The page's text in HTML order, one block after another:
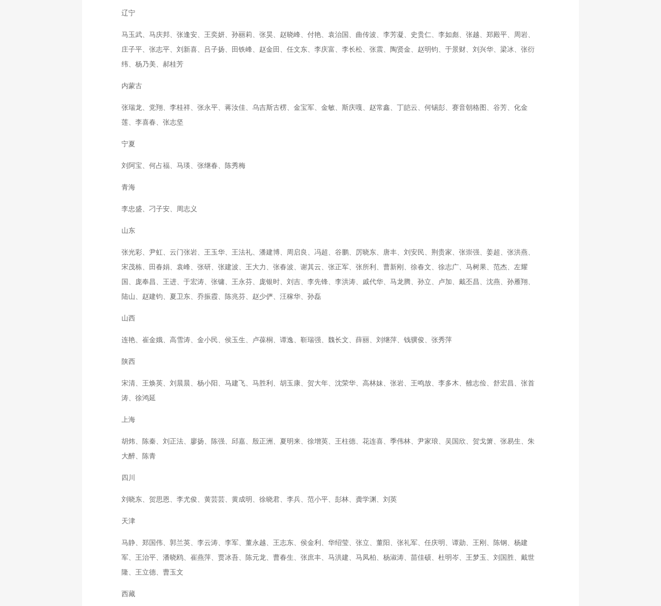
辽宁
马玉武、马庆邦、张逢安、王奕妍、孙丽莉、张昊、赵晓峰、付艳、袁治国、曲传波、李芳凝、史贵仁、李如彪、张越、郑殿平、周岩、
庄子平、张志平、刘新喜、吕子扬、田铁峰、赵金田、任文东、李庆富、李长松、张震、陶贤金、赵明钧、于景财、刘兴华、梁冰、张衍
纬、杨乃美、郝桂芳
内蒙古
张瑞龙、党翔、李桂祥、张永平、蒋汝佳、乌吉斯古楞、金宝军、金敏、斯庆嘎、赵常鑫、丁皑云、何锡彭、赛音朝格图、谷芳、化金
莲、李喜春、张志坚
宁夏
刘阿宝、何占福、马瑛、张继春、陈秀梅
青海
李忠盛、刁子安、周志义
山东
张光彩、尹虹、云门张岩、王玉华、王法礼、潘建博、周启良、冯超、谷鹏、厉晓东、唐丰、刘安民、荆贵家、张崇强、姜超、张洪燕、
宋茂栋、田春娟、袁峰、张研、张建波、王大力、张春波、谢其云、张正军、张所利、曹新刚、徐春文、徐志广、马树果、范杰、左耀
国、庞奉昌、王进、于宏涛、张镛、王永芬、庞银时、刘吉、李先锋、李洪涛、戚代华、马龙腾、孙立、卢加、戴丕昌、沈燕、孙雁翔、
陆山、赵建钧、夏卫东、乔振霞、陈兆芬、赵少俨、汪稼华、孙磊
山西
连艳、崔金娥、高雪涛、金小民、侯玉生、卢葆桐、谭逸、靳瑞强、魏长文、薛丽、刘继萍、钱骥俊、张秀萍
陕西
宋清、王焕英、刘晨晨、杨小阳、马建飞、马胜利、胡玉康、贺大年、沈荣华、高林妹、张岩、王鸣放、李多木、雒志俭、舒宏昌、张首
涛、徐鸿延
上海
胡炜、陈秦、刘正法、廖扬、陈强、邱嘉、殷正洲、夏明来、徐增英、王柱德、花连喜、季伟林、尹家琅、吴国欣、贺戈箫、张易生、朱
大醉、陈青
四川
刘晓东、贺思恩、李尤俊、黄芸芸、黄成明、徐晓君、李兵、范小平、彭林、龚学渊、刘英
天津
马静、郑国伟、郭兰英、李云涛、李军、董永越、王志东、侯金利、华绍莹、张立、董阳、张礼军、任庆明、谭勋、王刚、陈钢、杨建
军、王治平、潘晓鸥、崔燕萍、贾冰吾、陈元龙、曹春生、张庶丰、马洪建、马凤柏、杨淑涛、苗佳硕、杜明岑、王梦玉、刘国胜、戴世
隆、王立德、曹玉文
西藏